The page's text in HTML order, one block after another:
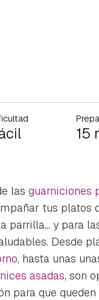
15
las guarniciones
tus platos
parrilla... y para
Desde
, hasta unas
asadas, son
para que queden